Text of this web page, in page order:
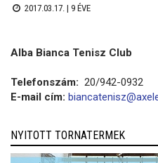
2017.03.17. | 9 ÉVE
Alba Bianca Tenisz Club
Telefonszám: 20/942-0932
E-mail cím:
NYITOTT TORNATERMEK